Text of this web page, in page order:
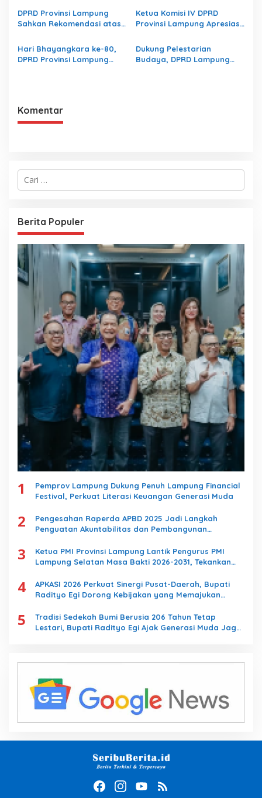
DPRD Provinsi Lampung
Sahkan Rekomendasi atas
Pemerintah Provinsi
Lampung Tahun Anggaran
Ketua Komisi IV DPRD
Provinsi Lampung Apresiasi
melalui Program IJD
Hari Bhayangkara ke-80,
DPRD Provinsi Lampung
Dukung Pelestarian
Budaya, DPRD Lampung
Komentar
C
u
n
t
u
k
:
Berita Populer
1
Pemprov Lampung Dukung Penuh Lampung Financial
Festival, Perkuat Literasi Keuangan Generasi Muda
2
Pengesahan Raperda APBD 2025 Jadi Langkah
Penguatan Akuntabilitas dan Pembangunan
3
Ketua PMI Provinsi Lampung Lantik Pengurus PMI
Lampung Selatan Masa Bakti 2026-2031, Tekankan
4
APKASI 2026 Perkuat Sinergi Pusat-Daerah, Bupati
Radityo Egi Dorong Kebijakan yang Memajukan
5
Tradisi Sedekah Bumi Berusia 206 Tahun Tetap
Lestari, Bupati Radityo Egi Ajak Generasi Muda Jaga